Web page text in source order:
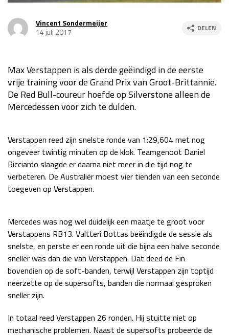
Kwalificatie
za 23:00 - 00:00
GP MEXICO 2026 30 okt - 01 nov
za 22:00 - 23:00
Race
zo 21:00 - 23:00
GP SÃO PAULO 2026 06 - 08 nov
Kwalificatie
za 19:00 - 20:00
Race
zo 18:00 - 20:00
Kwalificatie
za 05:00 - 06:00
Race
zo 05:00 - 07:00
GP ABU DHABI 2026 04 - 06 dec
Kwalificatie
Race
zo 14:00 - 16:00
Vincent Sondermeijer
14 juli 2017
DELEN
Max Verstappen is als derde geëindigd in de eerste
vrije training voor de Grand Prix van Groot-Brittannië.
De Red Bull-coureur hoefde op Silverstone alleen de
Mercedessen voor zich te dulden.
Verstappen reed zijn snelste ronde van 1:29,604 met nog
ongeveer twintig minuten op de klok. Teamgenoot Daniel
Ricciardo slaagde er daarna niet meer in die tijd nog te
verbeteren. De Australiër moest vier tienden van een seconde
toegeven op Verstappen.
Mercedes was nog wel duidelijk een maatje te groot voor
Verstappens RB13. Valtteri Bottas beëindigde de sessie als
snelste, en perste er een ronde uit die bijna een halve seconde
sneller was dan die van Verstappen. Dat deed de Fin
bovendien op de soft-banden, terwijl Verstappen zijn toptijd
neerzette op de supersofts, banden die normaal gesproken
sneller zijn.
In totaal reed Verstappen 26 ronden. Hij stuitte niet op
mechanische problemen. Naast de supersofts probeerde de